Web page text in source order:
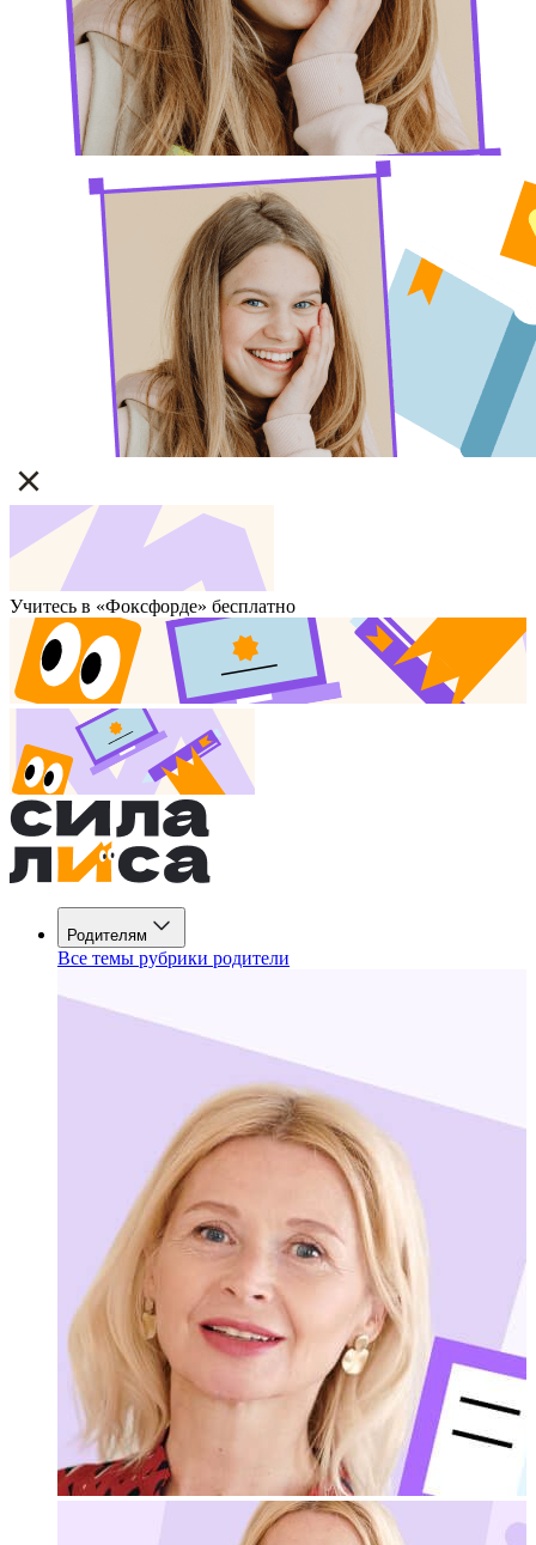
Учитесь в «Фоксфорде» бесплатно
Родителям
Все темы рубрики родители